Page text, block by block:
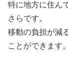
特に地方に住ん
さらです。
移動の負担が減
ことができます。